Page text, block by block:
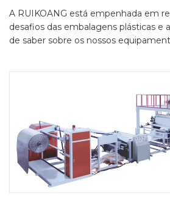
A RUIKOANG está empenhada em
desafios das embalagens plásticas e
de saber sobre os nossos